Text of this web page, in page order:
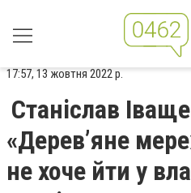
17:57, 13 жовтня 2022 р.
Станіслав
«Дерев’яне
не хоче йти у